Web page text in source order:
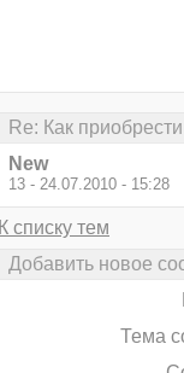
Re: Как
New
13 - 24.07.2010 - 15:28
К списку тем
Добавить новое
Тема